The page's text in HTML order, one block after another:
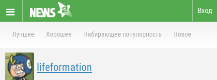
Вход
Лучшее Хорошее Набирающее популярность Новое
lifeformation